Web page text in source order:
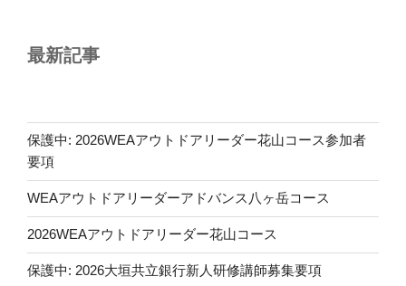
最新記事
保護中: 2026WEAアウトドアリーダー花山コース参加者
要項
WEAアウトドアリーダーアドバンス八ヶ岳コース
2026WEAアウトドアリーダー花山コース
保護中: 2026大垣共立銀行新人研修講師募集要項